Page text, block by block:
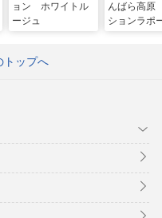
ョン ホワイトル
ージュ
んばら高
ションラポ
トップへ